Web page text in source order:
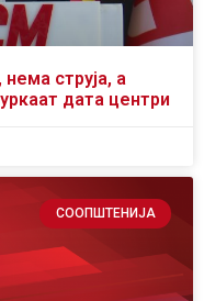
струја, а
дата центри
СООПШТЕНИЈА